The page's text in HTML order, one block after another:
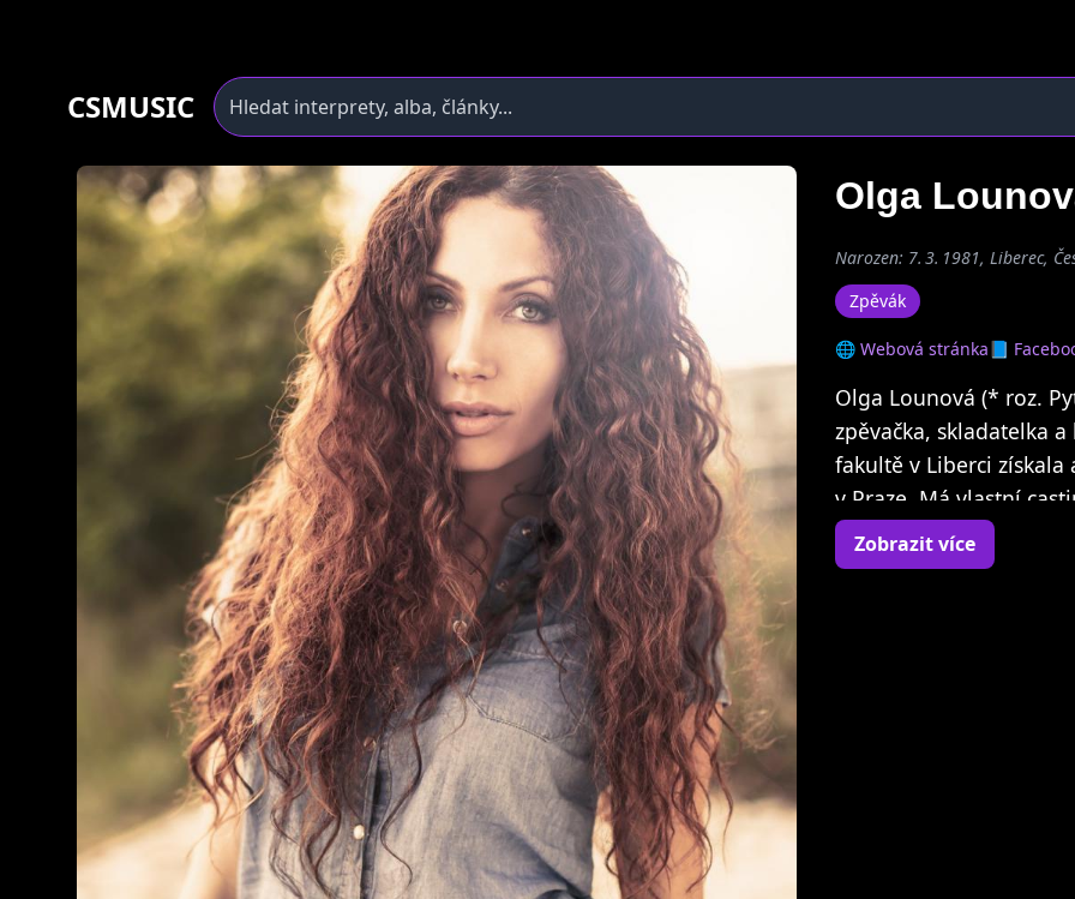
CSMUSIC
Olga
Narozen: 7. 3. 1981, Liberec,
Zpěvák
🌐 Webová stránka📘
Olga Lounová (* roz.
zpěvačka, skladatelka
fakultě v Liberci získala
v Praze. Má vlastní
Hrála Patricii v seriálu
Vyprávěj. Aktivně se
Zobrazit více